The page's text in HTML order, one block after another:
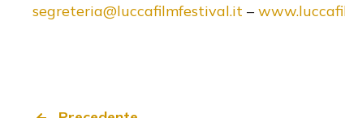
segreteria@luccafilmfestival.it –